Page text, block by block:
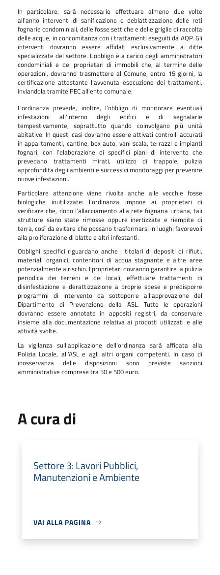
In particolare, sarà necessario effettuare almeno due volte
all’anno interventi di sanificazione e deblattizzazione delle reti
fognarie condominiali, delle fosse settiche e delle griglie di raccolta
delle acque, in concomitanza con i trattamenti eseguiti da AQP. Gli
interventi dovranno essere affidati esclusivamente a ditte
specializzate del settore. L’obbligo è a carico degli amministratori
condominiali e dei proprietari di immobili che, al termine delle
operazioni, dovranno trasmettere al Comune, entro 15 giorni, la
certificazione attestante l’avvenuta esecuzione dei trattamenti,
inviandola tramite PEC all’ente comunale.
L’ordinanza prevede, inoltre, l’obbligo di monitorare eventuali
infestazioni all’interno degli edifici e di segnalarle
tempestivamente, soprattutto quando coinvolgano più unità
abitative. In questi casi dovranno essere attivati controlli accurati
in appartamenti, cantine, box auto, vani scala, terrazzi e impianti
fognari, con l’elaborazione di specifici piani di intervento che
prevedano trattamenti mirati, utilizzo di trappole, pulizia
approfondita degli ambienti e successivi monitoraggi per prevenire
nuove infestazioni.
Particolare attenzione viene rivolta anche alle vecchie fosse
biologiche inutilizzate: l’ordinanza impone ai proprietari di
verificare che, dopo l’allacciamento alla rete fognaria urbana, tali
strutture siano state rimosse oppure inertizzate e riempite di
terra, così da evitare che possano trasformarsi in luoghi favorevoli
alla proliferazione di blatte e altri infestanti.
Obblighi specifici riguardano anche i titolari di depositi di rifiuti,
materiali organici, contenitori di acqua stagnante e altre aree
potenzialmente a rischio. I proprietari dovranno garantire la pulizia
periodica dei terreni e dei locali, effettuare trattamenti di
disinfestazione e derattizzazione a proprie spese e predisporre
programmi di intervento da sottoporre all’approvazione del
Dipartimento di Prevenzione della ASL. Tutte le operazioni
dovranno essere annotate in appositi registri, da conservare
insieme alla documentazione relativa ai prodotti utilizzati e alle
attività svolte.
La vigilanza sull’applicazione dell’ordinanza sarà affidata alla
Polizia Locale, all’ASL e agli altri organi competenti. In caso di
inosservanza delle disposizioni sono previste sanzioni
amministrative comprese tra 50 e 500 euro.
A cura di
Settore 3: Lavori Pubblici,
Manutenzioni e Ambiente
VAI ALLA PAGINA